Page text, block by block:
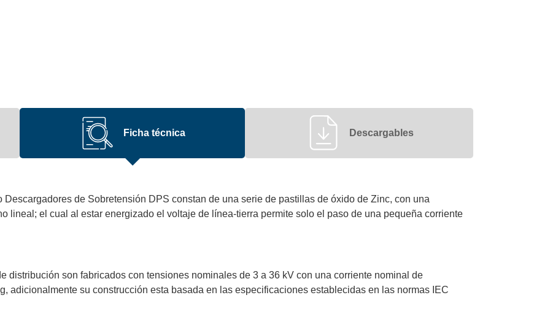
Ficha técnica Descargables
de Sobretensión DPS constan de una serie de pastillas de óxido de Zinc, con una
lineal; el cual al estar energizado el voltaje de línea-tierra permite solo el paso de una pequeña corriente
distribución son fabricados con tensiones nominales de 3 a 36 kV con una corriente nominal de
adicionalmente su construcción esta basada en las especificaciones establecidas en las normas IEC